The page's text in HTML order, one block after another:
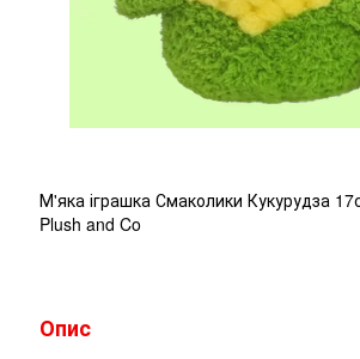
М'яка іграшка Смаколики Кукурудза
Plush and Co
Опис